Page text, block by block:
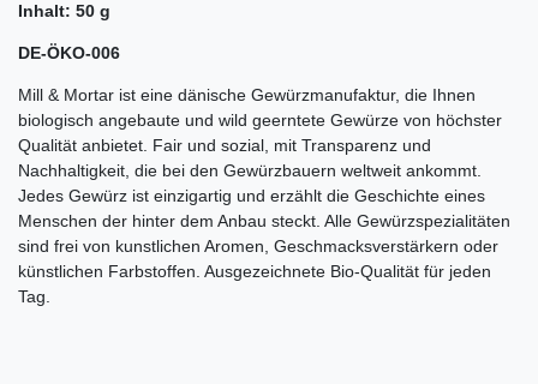
Inhalt: 50 g
DE-ÖKO-006
Mill & Mortar ist eine dänische Gewürzmanufaktur, die Ihnen
biologisch angebaute und wild geerntete Gewürze von höchster
Qualität anbietet. Fair und sozial, mit Transparenz und
Nachhaltigkeit, die bei den Gewürzbauern weltweit ankommt.
Jedes Gewürz ist einzigartig und erzählt die Geschichte eines
Menschen der hinter dem Anbau steckt. Alle Gewürzspezialitäten
sind frei von kunstlichen Aromen, Geschmacksverstärkern oder
künstlichen Farbstoffen. Ausgezeichnete Bio-Qualität für jeden
Tag.